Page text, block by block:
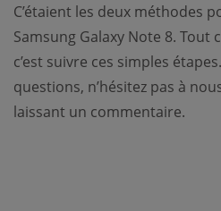
C’étaient les deux méthodes
Samsung Galaxy Note 8. Tout
c’est suivre ces simples
questions, n’hésitez pas à
laissant un commentaire.